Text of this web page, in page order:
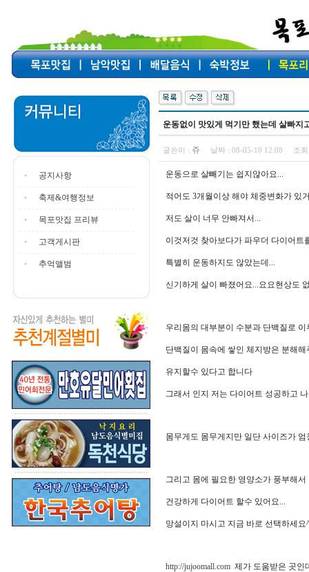
공지사항
축제&여행정보
목포맛집 프리뷰
고객게시판
추억앨범
운동없이 맛있게 먹기만 했는데 살빠지
글쓴이 : 쥬 날짜 : 08-05-10 12:08 조
운동으로 살빼기는 쉽지않아요...
적어도 3개월이상 해야 체중변화가 있
저도 살이 너무 안빠져서...
이것저것 찾아보다가 파우더 다이어트
특별히 운동하지도 않았는데...
신기하게 살이 빠졌어요...요요현상도
우리몸의 대부분이 수분과 단백질로 이
단백질이 몸속에 쌓인 체지방은 분해
유지할수 있다고 합니다
그래서 인지 저는 다이어트 성공하고
몸무게도 몸무게지만 일단 사이즈가 엄
그리고 몸에 필요한 영양소가 풍부해서
건강하게 다이어트 할수 있어요...
망설이지 마시고 지금 바로 선택하세요
http://jujoomall.com제가 도움받은 곳인